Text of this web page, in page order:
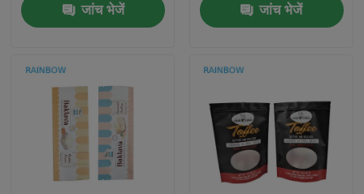
उद्धरण मांगें
प्लास्टिक पाउच पैकेजिंग
स्नैक बैग पैकेजिंग
टोंटी थैली पैकेजिंग
जांच भेजें जांच भेजें